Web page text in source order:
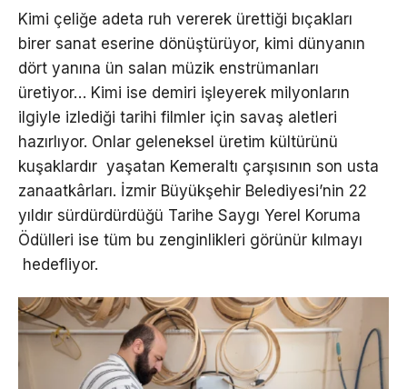
Kimi çeliğe adeta ruh vererek ürettiği bıçakları
birer sanat eserine dönüştürüyor, kimi dünyanın
dört yanına ün salan müzik enstrümanları
üretiyor… Kimi ise demiri işleyerek milyonların
ilgiyle izlediği tarihi filmler için savaş aletleri
hazırlıyor. Onlar geleneksel üretim kültürünü
kuşaklardır yaşatan Kemeraltı çarşısının son usta
zanaatkârları. İzmir Büyükşehir Belediyesi’nin 22
yıldır sürdürdürdüğü Tarihe Saygı Yerel Koruma
Ödülleri ise tüm bu zenginlikleri görünür kılmayı
hedefliyor.